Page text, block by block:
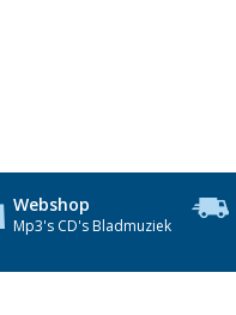
Webshop
Mp3's CD's Bladmuziek